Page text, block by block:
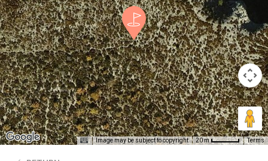
Image may be subject to copyright 20 m Terms